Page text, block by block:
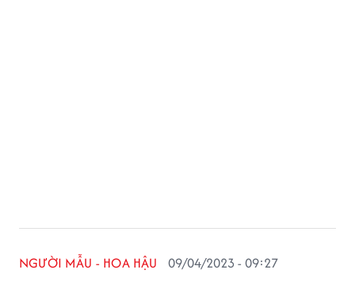
NGƯỜI MẪU - HOA HẬU 09/04/2023 - 09:27